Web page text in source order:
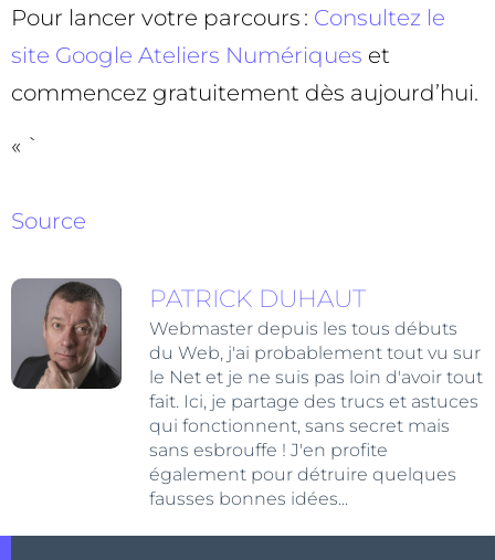
Pour lancer votre parcours : Consultez le
site Google Ateliers Numériques et
commencez gratuitement dès aujourd’hui.
« `
Source
PATRICK DUHAUT
Webmaster depuis les tous débuts
du Web, j'ai probablement tout vu sur
le Net et je ne suis pas loin d'avoir tout
fait. Ici, je partage des trucs et astuces
qui fonctionnent, sans secret mais
sans esbrouffe ! J'en profite
également pour détruire quelques
fausses bonnes idées...